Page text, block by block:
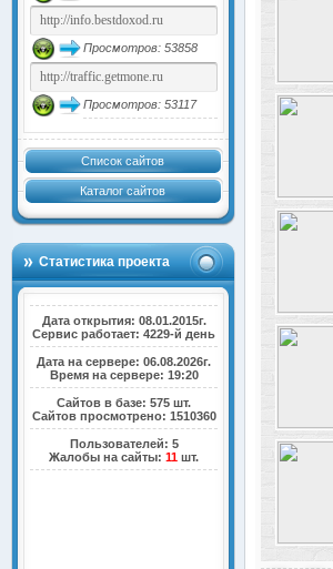
Просмотров: 53858
Просмотров: 53117
Список сайтов
Каталог сайтов
Статистика проекта
Дата открытия: 08.01.2015г.
Сервис работает: 4229-й день
Дата на сервере: 06.08.2026г.
Время на сервере: 19:20
Сайтов в базе: 575 шт.
Сайтов просмотрено: 1510360
Пользователей: 5
Жалобы на сайты:11 шт.